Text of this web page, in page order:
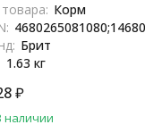
Корм
Брит
1.63 кг
₽
наличии